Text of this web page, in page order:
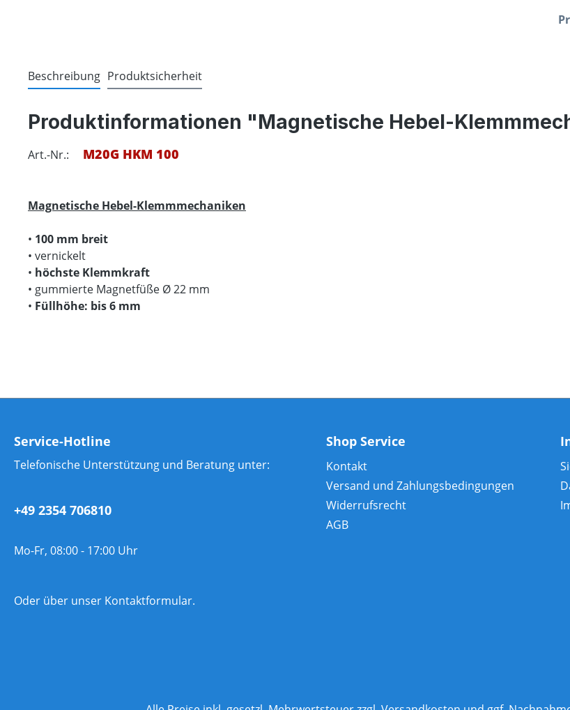
Beschreibung Produktsicherheit
Produktinformationen "Magnetische Hebel-
Art.-Nr.: M20G HKM 100
Magnetische Hebel-Klemmmechaniken
• 100 mm breit
• vernickelt
• höchste Klemmkraft
• gummierte Magnetfüße Ø 22 mm
• Füllhöhe: bis 6 mm
Service-Hotline
Telefonische Unterstützung und Beratung unter:
+49 2354 706810
Mo-Fr, 08:00 - 17:00 Uhr
Oder über unser Kontaktformular.
Shop Service
Kontakt
Versand und Zahlungsbedingungen
Widerrufsrecht
AGB